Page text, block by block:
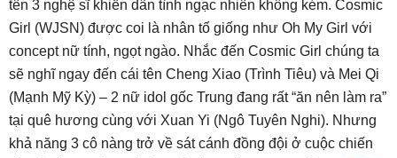
tên 3 nghệ sĩ khiến dân tình ngạc nhiên không kém. Cosmic
Girl (WJSN) được coi là nhân tố giống như Oh My Girl với
concept nữ tính, ngọt ngào. Nhắc đến Cosmic Girl chúng ta
sẽ nghĩ ngay đến cái tên Cheng Xiao (Trình Tiêu) và Mei Qi
(Mạnh Mỹ Kỳ) – 2 nữ idol gốc Trung đang rất “ăn nên làm ra”
tại quê hương cùng với Xuan Yi (Ngô Tuyên Nghi). Nhưng
khả năng 3 cô nàng trở về sát cánh đồng đội ở cuộc chiến